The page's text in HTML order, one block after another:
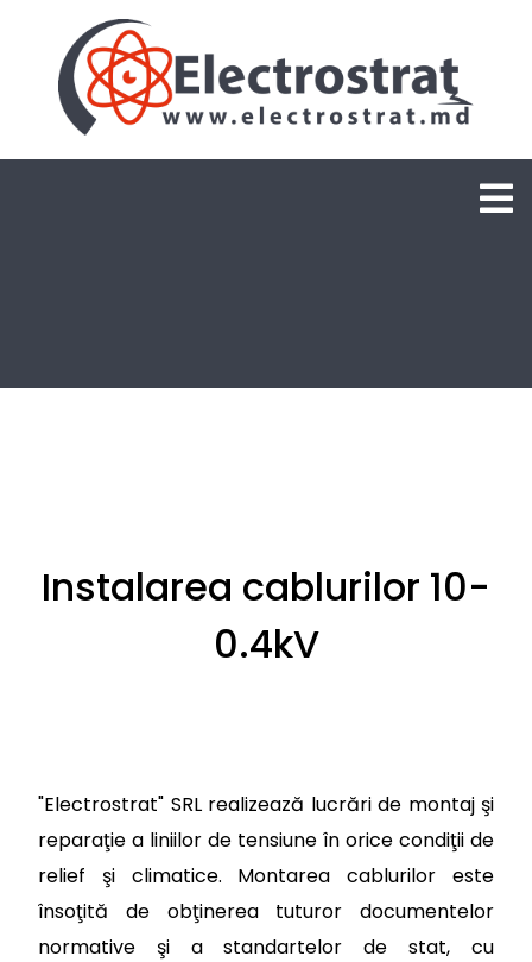
Instalarea cablurilor 10-
0.4kV
"Electrostrat" SRL realizează lucrări de montaj şi
reparaţie a liniilor de tensiune în orice condiţii de
relief şi climatice. Montarea cablurilor este
însoţită de obţinerea tuturor documentelor
normative şi a standartelor de stat, cu